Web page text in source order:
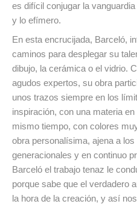
es difícil conjugar la
y lo efímero.
En esta encrucijada, Barceló,
caminos para desplegar su
dibujo, la cerámica o el vidrio.
agudos expertos, su obra
unos trazos siempre en los
inspiración, con una materia
mismo tiempo, con colores
obra personalísima, ajena a
generacionales y en continuo
Barceló el trabajo tenaz le
porque sabe que el verdadero
la hora de la creación, y así